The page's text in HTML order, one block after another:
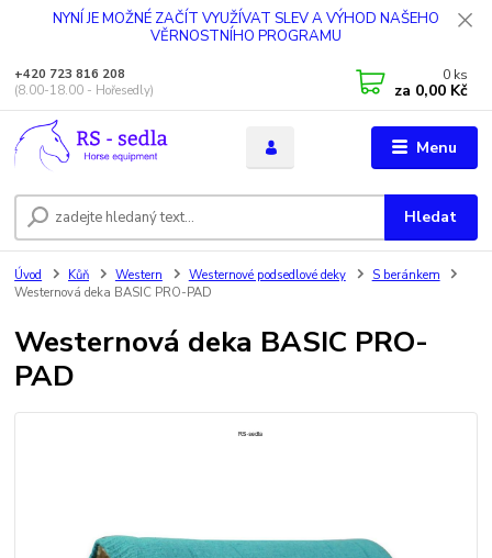
NYNÍ JE MOŽNÉ ZAČÍT VYUŽÍVAT SLEV A VÝHOD NAŠEHO
VĚRNOSTNÍHO PROGRAMU
Menu
Hledat
+420 723 816 208
(8.00-18.00 - Hořesedly)
0 ks
za 0,00 Kč
Úvod Kůň Western Westernové podsedlové deky
S beránkem
Westernová deka BASIC PRO-PAD
Westernová deka BASIC PRO-
PAD